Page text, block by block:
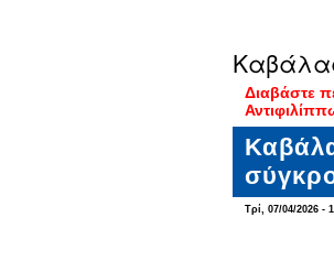
Διαβάστε
Τρί, 07/04/2026 -